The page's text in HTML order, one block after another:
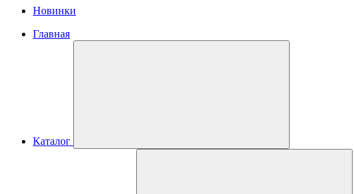
Новинки
Главная
Каталог